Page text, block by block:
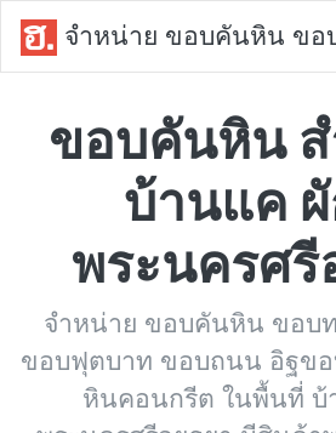
จำหน่าย ขอบคันหิน ขอ
ขอบคันหิน ส
บ้านแค
พระนครศรี
จำหน่าย ขอบคันหิน ขอบท
ขอบฟุตบาท ขอบถนน อิฐข
หินคอนกรีต ในพื้นที่ บ้